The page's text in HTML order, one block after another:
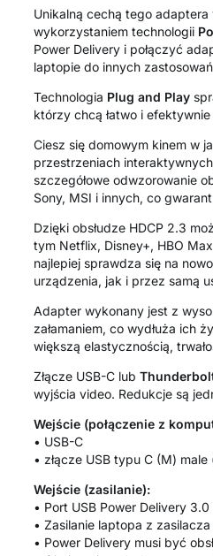
Unikalną cechą tego adaptera
wykorzystaniem technologii
Power Delivery i połączyć
laptopie do innych
Technologia Plug and Play
którzy chcą łatwo i
Ciesz się domowym kinem w
przestrzeniach
szczegółowe odwzorowanie
Sony, MSI i innych, co
Dzięki obsłudze HDCP 2.3
tym Netflix, Disney+, HBO
najlepiej sprawdza się na
urządzenia, jak i przez samą
Adapter wykonany jest z
załamaniem, co wydłuża ich
większą elastycznością,
Złącze USB-C lub
wyjścia video. Redukcje są
Wejście (połączenie z
• USB-C
• złącze USB typu C (M) male
Wejście (zasilanie):
• Port USB Power Delivery
• Zasilanie laptopa z
• Power Delivery musi być